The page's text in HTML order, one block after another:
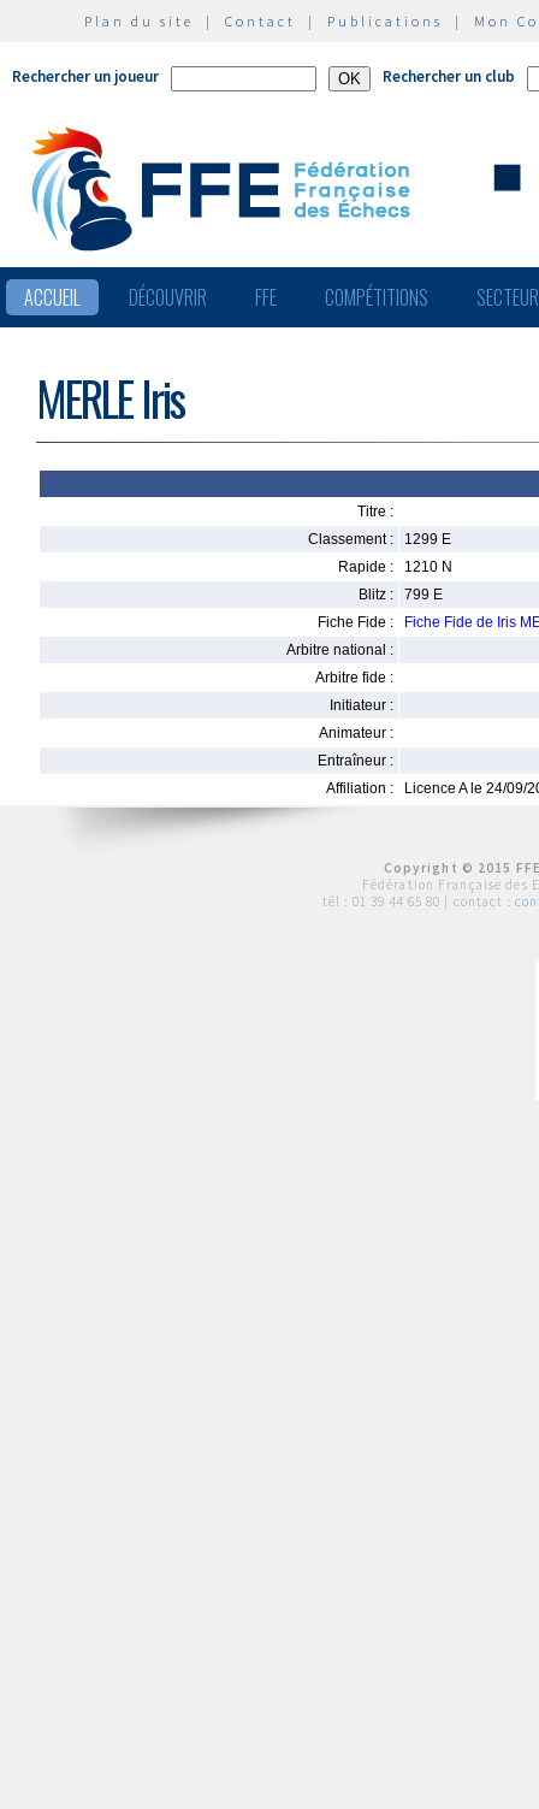
Plan du site | Contact | Publications | Mon
Rechercher un joueur Rechercher un club
ACCUEIL DÉCOUVRIR FFE COMPÉTITIONS
MERLE Iris
Titre :
Classement :
1299 E
Rapide :
1210 N
Blitz :
799 E
Fiche Fide :
Fiche Fide de Iris
Arbitre national :
Arbitre fide :
Initiateur :
Animateur :
Entraîneur :
Affiliation :
Licence A le 24/09/
Copyright © 2015
Fédération Française des
tél : 01 39 44 65 80 | contact :